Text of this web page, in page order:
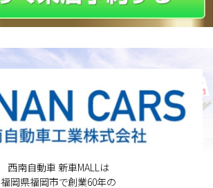
西南自動車 新車MALLは
福岡県福岡市で創業60年の